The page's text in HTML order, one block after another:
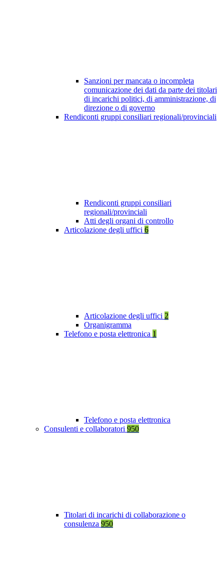
Sanzioni per mancata o incompleta
comunicazione dei dati da parte dei titolari
di incarichi politici, di amministrazione, di
direzione o di governo
Rendiconti gruppi consiliari regionali/provinciali
Rendiconti gruppi consiliari
regionali/provinciali
Atti degli organi di controllo
Articolazione degli uffici 6
Articolazione degli uffici 2
Organigramma
Telefono e posta elettronica 1
Telefono e posta elettronica
Consulenti e collaboratori 950
Titolari di incarichi di collaborazione o
consulenza 950